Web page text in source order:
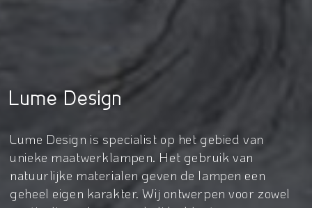
Lume Design
Lume Design is specialist op het gebied van
unieke maatwerklampen. Het gebruik van
natuurlijke materialen geven de lampen een
geheel eigen karakter. Wij ontwerpen voor zowel